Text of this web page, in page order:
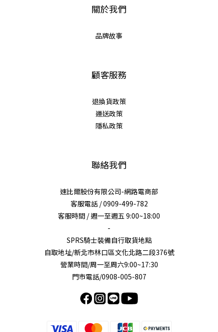
關於我們
品牌故事
顧客服務
退換貨政策
運送政策
隱私政策
聯絡我們
速比爾股份有限公司-網路電商部
客服電話 / 0909-499-782
客服時間 / 週一至週五 9:00~18:00
-
SPRS騎士裝備自行取貨地點
自取地址/新北市林口區文化北路二段376號
營業時間/周一至周六9:00~17:30
門市電話/0908-005-807